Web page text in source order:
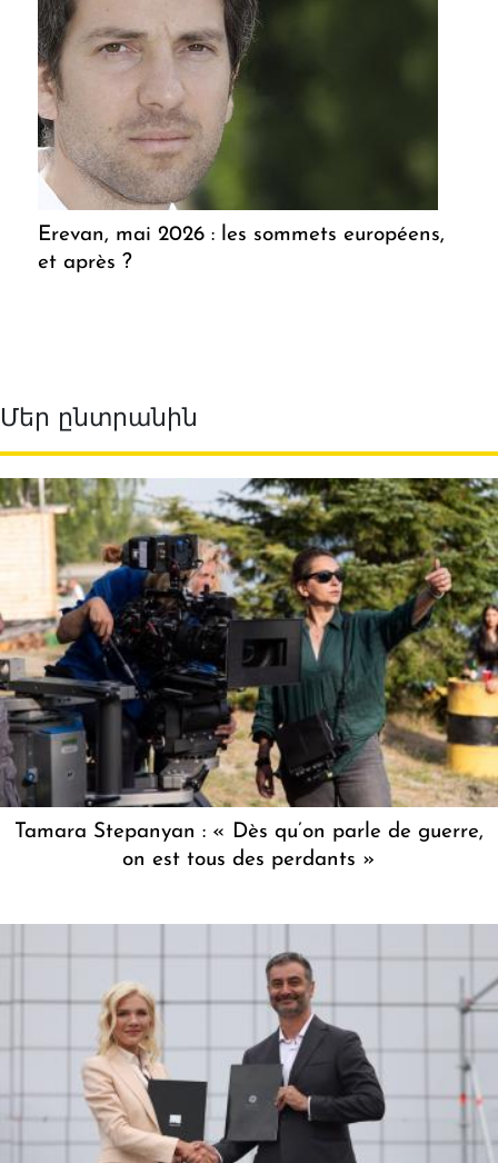
Erevan, mai 2026 : les sommets européens,
et après ?
Մեր ընտրանին
Tamara Stepanyan : « Dès qu’on parle de guerre,
on est tous des perdants »